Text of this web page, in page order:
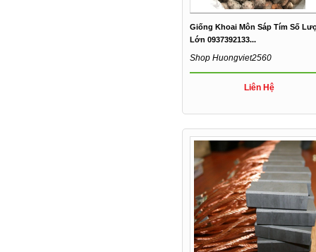
Giống Khoai Môn Sáp Tím Số
Lớn 0937392133...
Shop Huongviet2560
Liên Hệ